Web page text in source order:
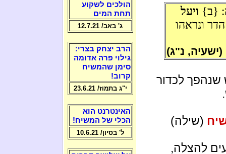
{ב} ויעל
ונראהו
(ישעיה, נ"ג)
לכדור
(שילה)
להצלה,
הולכים לשקוע
תחת המים
ג' באב/ 12.7.21
הרב יצחק בצרי:
גילוי פרה אדומה
סימן שהמשיח
קרוב!
י"ג בתמוז/ 23.6.21
האינטרנט הוא
הכלי של המשיח!
ל' בסיון/ 10.6.21